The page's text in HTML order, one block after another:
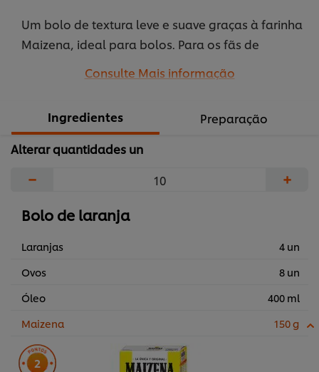
de
2
Um bolo de textura leve e suave graças à farinha
Maizena, ideal para bolos. Para os fãs de
Consulte Mais informação
Ingredientes
Preparação
Alterar quantidades un
− +
Bolo de laranja
Laranjas
4 un
Ovos
8 un
Óleo
400 ml
Maizena
150 g
2